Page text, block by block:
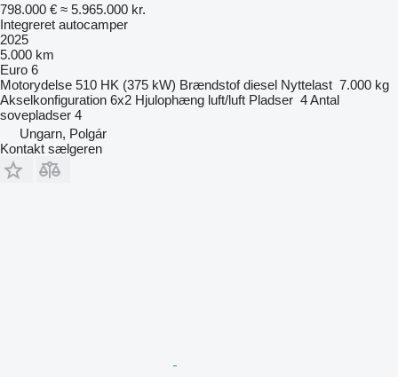
798.000 € ≈ 5.965.000 kr.
Integreret autocamper
2025
5.000 km
Euro 6
Motorydelse 510 HK (375 kW) Brændstof diesel Nyttelast 7.000 kg
Akselkonfiguration 6x2 Hjulophæng luft/luft Pladser 4Antal
sovepladser 4
Ungarn, Polgár
Kontakt sælgeren